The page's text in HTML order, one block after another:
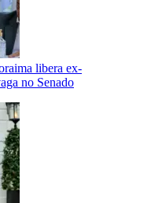
libera ex-
no Senado